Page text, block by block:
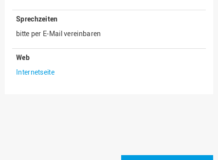
Nachhaltigkeit
Personal
Personalentwicklung
Sprechzeiten
bitte per E-Mail vereinbaren
Web
Internetseite